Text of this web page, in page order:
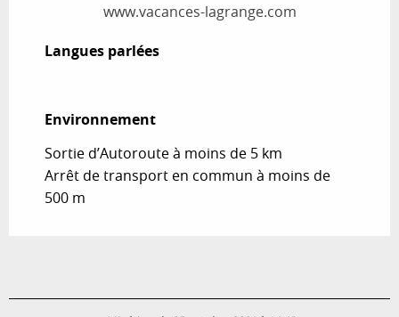
www.vacances-lagrange.com
Langues parlées
Langues parlées
Environnement
Environnement
Sortie d’Autoroute à moins de 5 km
Arrêt de transport en commun à moins de
500 m